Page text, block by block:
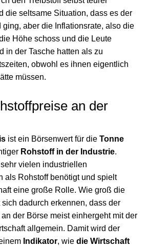
die seltsame Situation, dass es der
ging, aber die Inflationsrate, also die
Höhe schoss und die Leute
in der Tasche hatten als zu
obwohl es ihnen eigentlich
müssen.
an der
ist ein Börsenwert für die Tonne
Rohstoff in der Industrie.
vielen industriellen
als Rohstoff benötigt und spielt
eine große Rolle. Wie groß die
dadurch erkennen, dass der
der Börse meist einhergeht mit der
allgemein. Damit wird der
Indikator, wie die Wirtschaft